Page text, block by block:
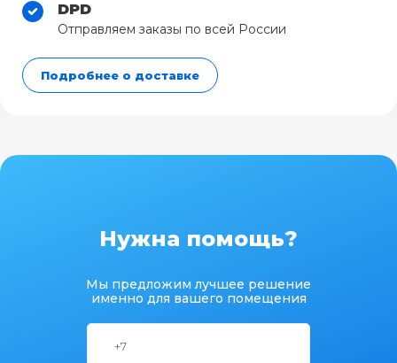
DPD
Отправляем заказы по всей России
Подробнее о доставке
Нужна помощь?
Мы предложим лучшее решение
именно для вашего помещения